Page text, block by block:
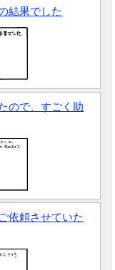
結果でした
ので、すごく助
依頼させていた